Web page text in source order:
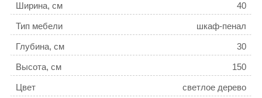
Ширина, см 40
Тип мебели шкаф-пенал
Глубина, см 30
Высота, см 150
Цвет светлое дерево